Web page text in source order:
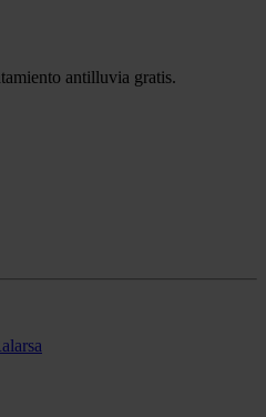
antilluvia gratis.